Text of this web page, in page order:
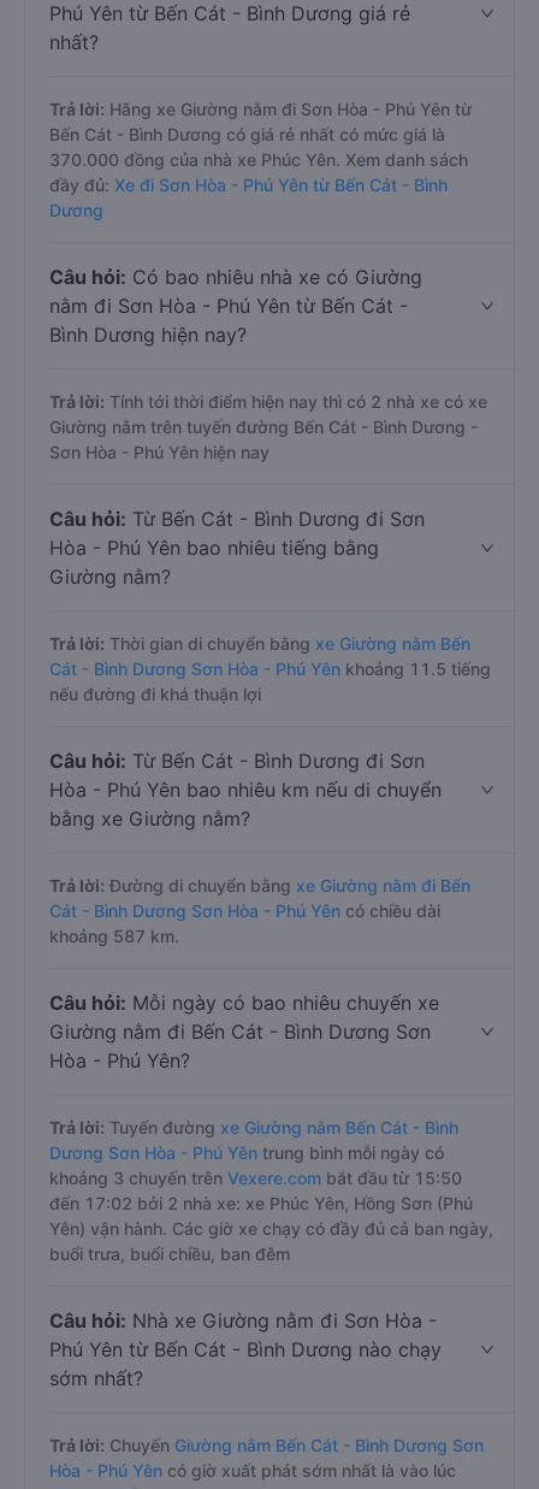
Phú Yên từ Bến Cát - Bình Dương giá rẻ
nhất?
Trả lời: Hãng xe Giường nằm đi Sơn Hòa - Phú Yên từ
Bến Cát - Bình Dương có giá rẻ nhất có mức giá là
370.000 đồng của nhà xe Phúc Yên. Xem danh sách
đầy đủ: Xe đi Sơn Hòa - Phú Yên từ Bến Cát - Bình
Dương
Câu hỏi: Có bao nhiêu nhà xe có Giường
nằm đi Sơn Hòa - Phú Yên từ Bến Cát -
Bình Dương hiện nay?
Trả lời: Tính tới thời điểm hiện nay thì có 2 nhà xe có xe
Giường nằm trên tuyến đường Bến Cát - Bình Dương -
Sơn Hòa - Phú Yên hiện nay
Câu hỏi: Từ Bến Cát - Bình Dương đi Sơn
Hòa - Phú Yên bao nhiêu tiếng bằng
Giường nằm?
Trả lời: Thời gian di chuyển bằng xe Giường nằm Bến
Cát - Bình Dương Sơn Hòa - Phú Yên khoảng 11.5 tiếng
nếu đường đi khá thuận lợi
Câu hỏi: Từ Bến Cát - Bình Dương đi Sơn
Hòa - Phú Yên bao nhiêu km nếu di chuyển
bằng xe Giường nằm?
Trả lời: Đường di chuyển bằng xe Giường nằm đi Bến
Cát - Bình Dương Sơn Hòa - Phú Yên có chiều dài
khoảng 587 km.
Câu hỏi: Mỗi ngày có bao nhiêu chuyến xe
Giường nằm đi Bến Cát - Bình Dương Sơn
Hòa - Phú Yên?
Trả lời: Tuyến đường xe Giường nằm Bến Cát - Bình
Dương Sơn Hòa - Phú Yên trung bình mỗi ngày có
khoảng 3 chuyến trên Vexere.com bắt đầu từ 15:50
đến 17:02 bởi 2 nhà xe: xe Phúc Yên, Hồng Sơn (Phú
Yên) vận hành. Các giờ xe chạy có đầy đủ cả ban ngày,
buổi trưa, buổi chiều, ban đêm
Câu hỏi: Nhà xe Giường nằm đi Sơn Hòa -
Phú Yên từ Bến Cát - Bình Dương nào chạy
sớm nhất?
Trả lời: Chuyến Giường nằm Bến Cát - Bình Dương Sơn
Hòa - Phú Yên có giờ xuất phát sớm nhất là vào lúc